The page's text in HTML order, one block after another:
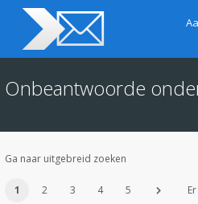
Onbeantwoorde
Ga naar uitgebreid zoeken
1 2 3 4 5